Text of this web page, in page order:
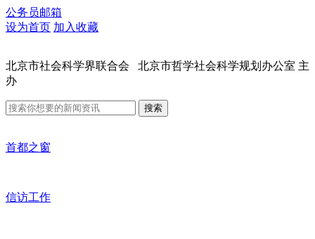
公务员邮箱
设为首页 加入收藏
北京市社会科学界联合会 北京市哲学社会科学规划办公室 主
办
搜索
首都之窗
信访工作